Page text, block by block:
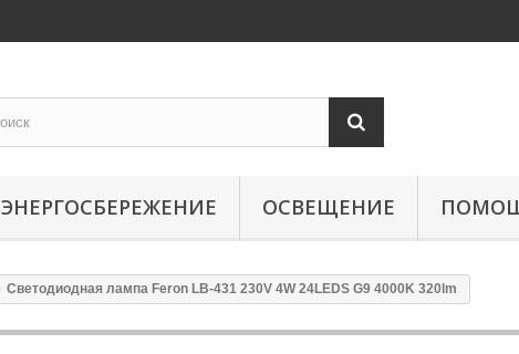
ЭНЕРГОСБЕРЕЖЕНИЕ ОСВЕЩЕНИЕ
Светодиодная лампа Feron LB-431 230V 4W 24LEDS G9 4000K 320lm